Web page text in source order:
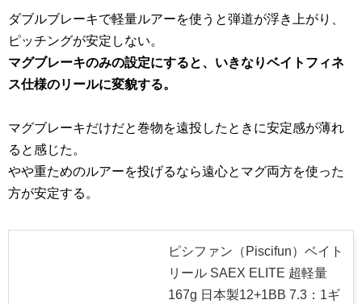
ダブルブレーキで軽量ルアーを使うと弾道が浮き上がり、
ピッチングが安定しない。
マグブレーキのみの設定にすると、いきなりベイトフィネ
ス仕様のリールに変貌する。
マグブレーキだけだと巻物を遠投したときに安定感が薄れ
ると感じた。
やや重ためのルアーを投げるなら遠心とマグ両方を使った
方が安定する。
ピシファン（Piscifun）ベイト
リール SAEX ELITE 超軽量
167g 日本製12+1BB 7.3：1ギ